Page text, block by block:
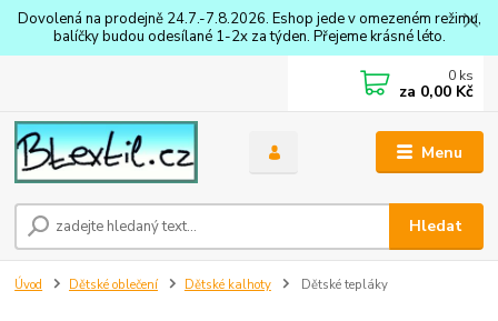
Dovolená na prodejně 24.7.-7.8.2026. Eshop jede v omezeném režimu,
balíčky budou odesílané 1-2x za týden. Přejeme krásné léto.
Menu
Hledat
0 ks
za 0,00 Kč
Úvod Dětské oblečení Dětské kalhoty Dětské tepláky